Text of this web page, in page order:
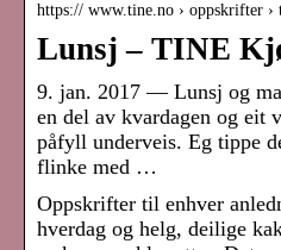
https:// www.tine.no › oppskrifter ›
Lunsj – TINE
9. jan. 2017 — Lunsj og
en del av kvardagen og eit
påfyll underveis. Eg tippe
flinke med …
Oppskrifter til enhver
hverdag og helg, deilige